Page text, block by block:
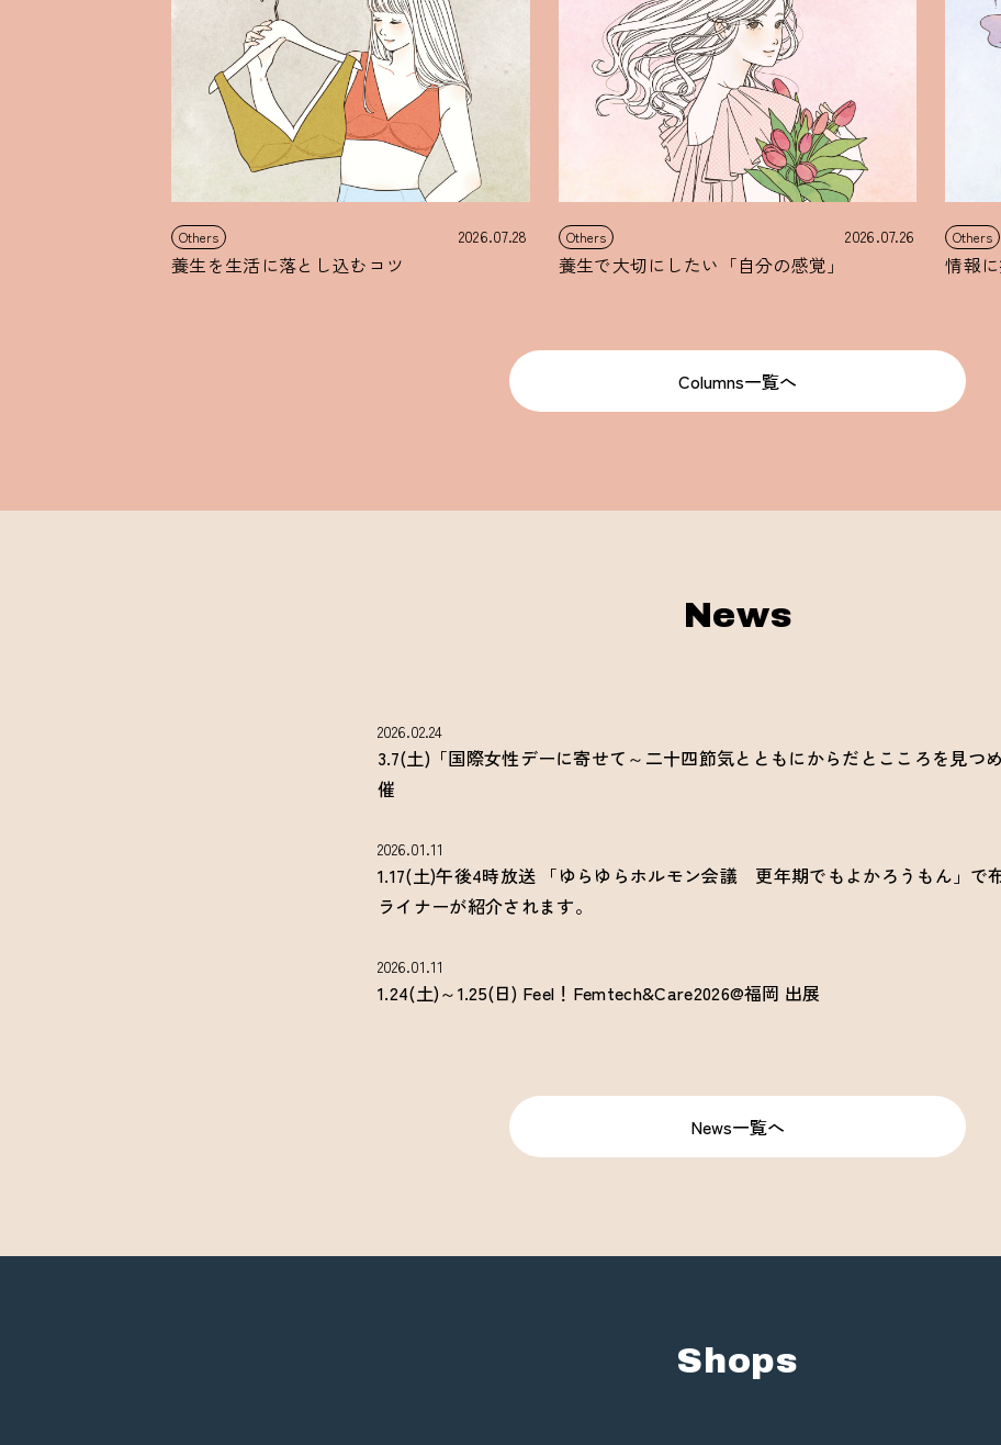
Others 2026.07.28
養生を生活に落とし込むコツ
Others 2026.07.26
養生で大切にしたい「自分の感覚」
Others
情報
Columns一覧へ
News
2026.02.24
3.7(土)「国際女性デーに寄せて～二十四節気とともにからだとこころを見つ
催
2026.01.11
1.17(土)午後4時放送 「ゆらゆらホルモン会議 更年期でもよかろうもん」で
ライナーが紹介されます。
2026.01.11
1.24(土)～1.25(日) Feel！Femtech&Care2026@福岡 出展
News一覧へ
Shops